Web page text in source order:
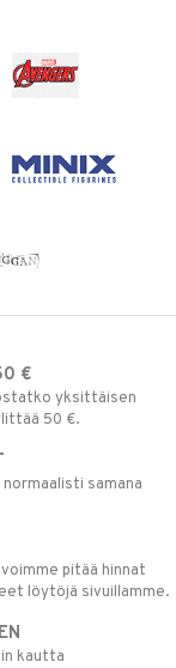
€
yksittäisen
50 €.
samana
pitää hinnat
löytöjä sivuillamme.
kautta